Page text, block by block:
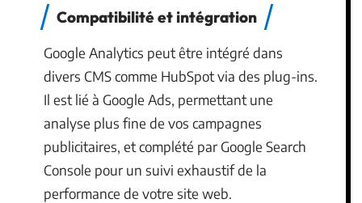
Compatibilité et intégration
Google Analytics peut être intégré dans
divers CMS comme HubSpot via des plug-ins.
Il est lié à Google Ads, permettant une
analyse plus fine de vos campagnes
publicitaires, et complété par Google Search
Console pour un suivi exhaustif de la
performance de votre site web.